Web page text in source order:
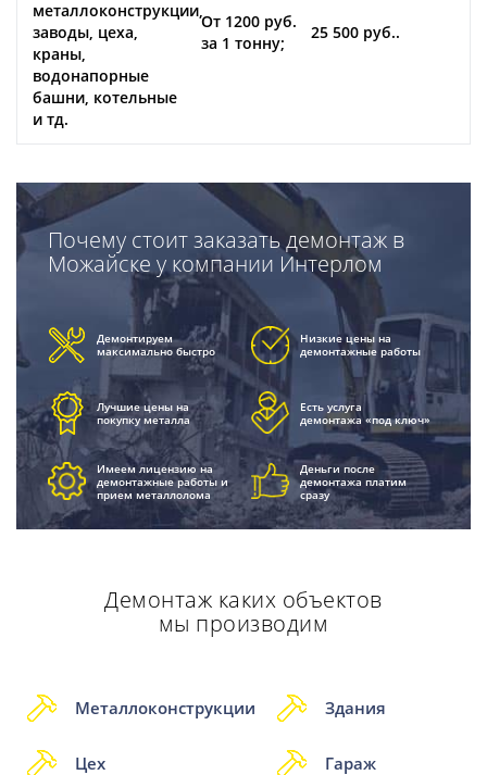
металлоконструкции,
заводы, цеха,
краны,
водонапорные
башни, котельные
и тд.
От 1200 руб.
за 1 тонну;
25 500 руб..
Почему стоит заказать демонтаж в
Можайске у компании Интерлом
Демонтируем
максимально быстро
Низкие цены на
демонтажные работы
Лучшие цены на
покупку металла
Есть услуга
демонтажа «под ключ»
Имеем лицензию на
демонтажные работы и
прием металлолома
Деньги после
демонтажа платим
сразу
Демонтаж каких объектов
мы производим
Металлоконструкции
Цех
Здания
Гараж